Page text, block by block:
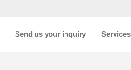
Send us your inquiry Services